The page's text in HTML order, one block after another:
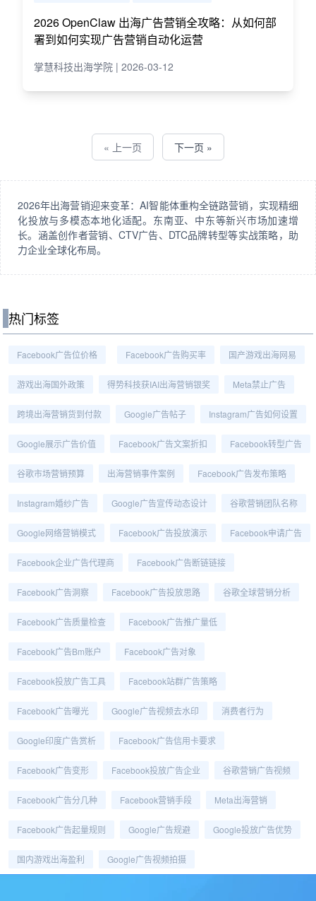
2026 OpenClaw 出海广告营销全攻略：从如何部
署到如何实现广告营销自动化运营
掌慧科技出海学院 | 2026-03-12
« 上一页 下一页 »
2026年出海营销迎来变革：AI智能体重构全链路营销，实现精细
化投放与多模态本地化适配。东南亚、中东等新兴市场加速增
长。涵盖创作者营销、CTV广告、DTC品牌转型等实战策略，助
力企业全球化布局。
热门标签
Facebook广告位价格 Facebook广告购买率 国产游戏出海网易
游戏出海国外政策 得势科技获IAI出海营销银奖 Meta禁止广告
跨境出海营销货到付款 Google广告帖子 Instagram广告如何设置
Google展示广告价值 Facebook广告文案折扣 Facebook转型广告
谷歌市场营销预算 出海营销事件案例 Facebook广告发布策略
Instagram婚纱广告 Google广告宣传动态设计 谷歌营销团队名称
Google网络营销模式 Facebook广告投放演示 Facebook申请广告
Facebook企业广告代理商 Facebook广告断链链接
Facebook广告洞察 Facebook广告投放思路 谷歌全球营销分析
Facebook广告质量检查 Facebook广告推广量低
Facebook广告bm账户 Facebook广告对象
Facebook投放广告工具 Facebook站群广告策略
Facebook广告曝光 Google广告视频去水印 消费者行为
Google印度广告赏析 Facebook广告信用卡要求
Facebook广告变形 Facebook投放广告企业 谷歌营销广告视频
Facebook广告分几种 Facebook营销手段 Meta出海营销
Facebook广告起量规则 Google广告规避 Google投放广告优势
国内游戏出海盈利 Google广告视频拍摄